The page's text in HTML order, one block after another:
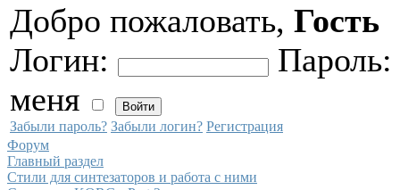
Добро пожаловать, Гость
Логин:
Пароль:
меня
Забыли пароль? Забыли логин? Регистрация
Форум
Главный раздел
Стили для синтезаторов и работа с ними